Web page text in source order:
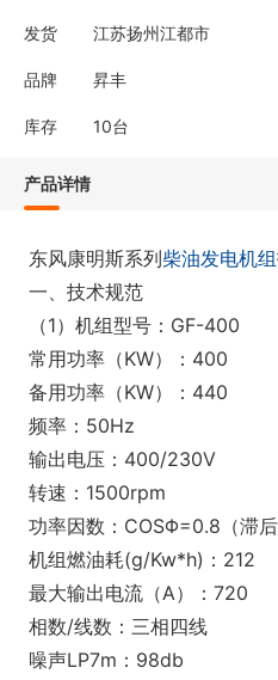
发货 江苏扬州江都市
品牌 昇丰
库存 10台
产品详情
东风康明斯系列柴油发电机组
一、技术规范
（1）机组型号：GF-400
常用功率（KW）
备用功率（KW）：440
频率：
输出电压：400/230V
转速：
功率因数：COSΦ=0.8（滞后
机组燃油耗(g/Kw*h)
最大输出电流（A）：720
相数/线数：三
噪声LP7m：98db